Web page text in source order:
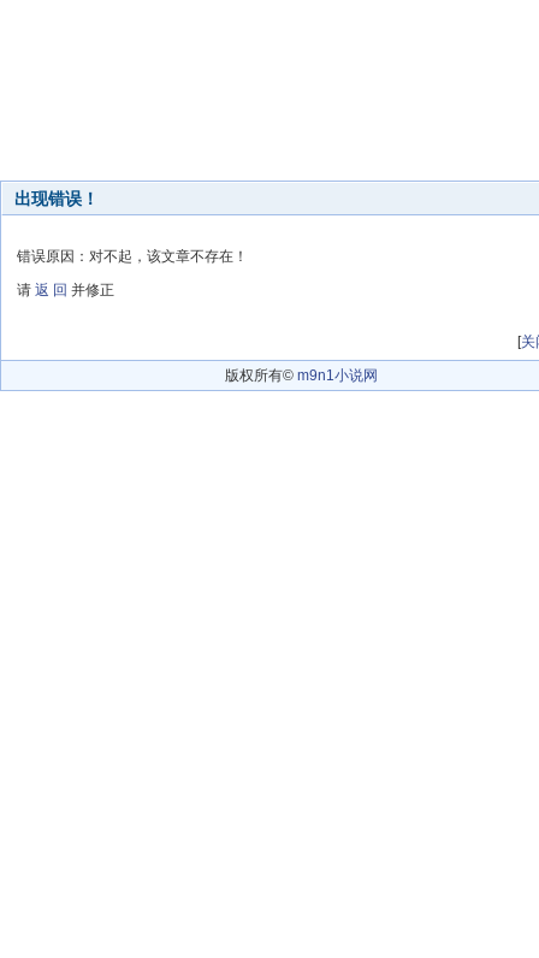
出现错误！
错误原因：对不起，该文章不存在！
请 返 回 并修正
[关
版权所有© m9n1小说网